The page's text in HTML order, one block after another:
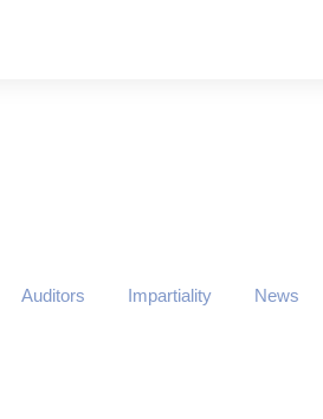
Auditors Impartiality News